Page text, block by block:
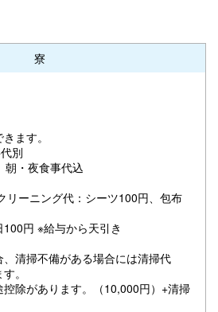
寮
ます。
別
・夜食事代込
リーニング代：シーツ100円、包布
円 ※給与から天引き
清掃不備がある場合には清掃代
。
除があります。（10,000円）+清掃